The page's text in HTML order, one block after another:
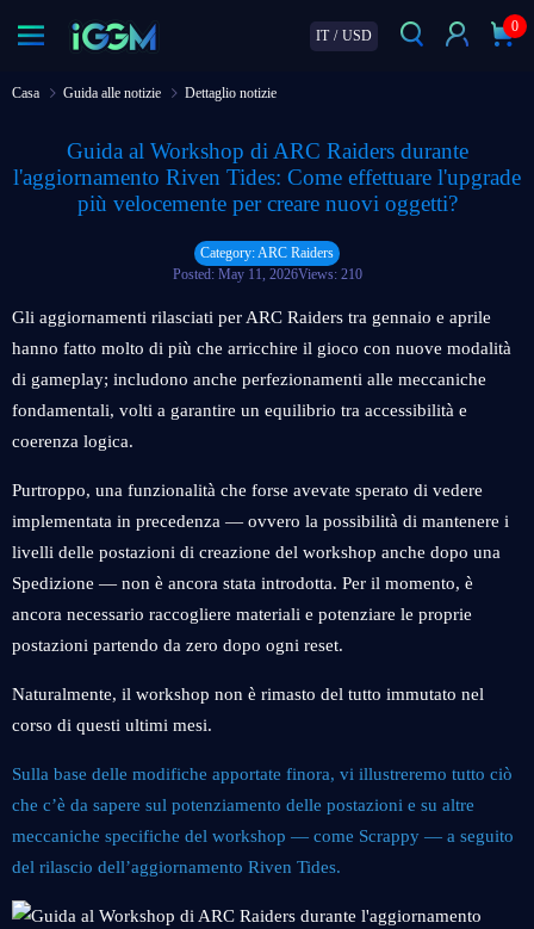
IT / USD
0
Casa Guida alle notizie Dettaglio notizie
Guida al Workshop di ARC Raiders durante
l'aggiornamento Riven Tides: Come effettuare l'upgrade
più velocemente per creare nuovi oggetti?
Category: ARC Raiders
Posted: May 11, 2026Views: 210
Gli aggiornamenti rilasciati per ARC Raiders tra gennaio e aprile
hanno fatto molto di più che arricchire il gioco con nuove modalità
di gameplay; includono anche perfezionamenti alle meccaniche
fondamentali, volti a garantire un equilibrio tra accessibilità e
coerenza logica.
Purtroppo, una funzionalità che forse avevate sperato di vedere
implementata in precedenza — ovvero la possibilità di mantenere i
livelli delle postazioni di creazione del workshop anche dopo una
Spedizione — non è ancora stata introdotta. Per il momento, è
ancora necessario raccogliere materiali e potenziare le proprie
postazioni partendo da zero dopo ogni reset.
Naturalmente, il workshop non è rimasto del tutto immutato nel
corso di questi ultimi mesi.
Sulla base delle modifiche apportate finora, vi illustreremo tutto ciò
che c’è da sapere sul potenziamento delle postazioni e su altre
meccaniche specifiche del workshop — come Scrappy — a seguito
del rilascio dell’aggiornamento Riven Tides.